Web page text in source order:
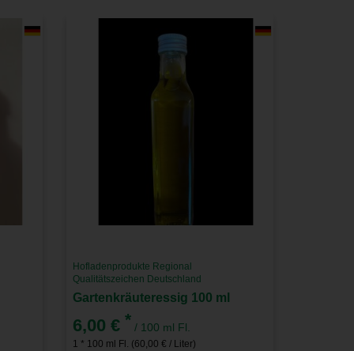
Hofladenprodukte Regional
Qualitätszeichen Deutschland
Gartenkräuteressig 100 ml
6,00 €* / 100 ml Fl.
1 * 100 ml Fl. (60,00 € / Liter)